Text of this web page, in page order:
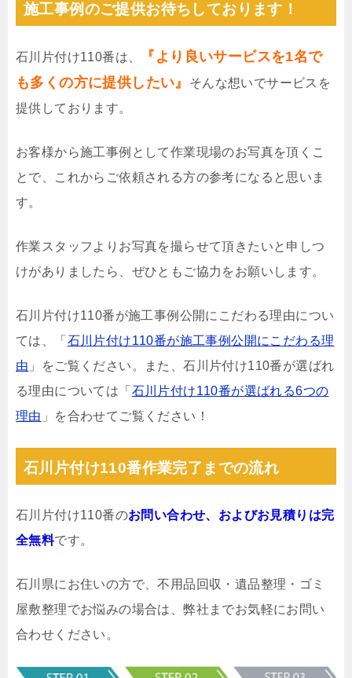
施工事例のご提供お待ちしております！
石川片付け110番は、
『より良いサービスを1名で
も多くの方に提供したい』
そんな想いでサービスを
提供しております。
お客様から施工事例として作業現場のお写真を頂くこ
とで、これからご依頼される方の参考になると思いま
す。
作業スタッフよりお写真を撮らせて頂きたいと申しつ
けがありましたら、ぜひともご協力をお願いします。
石川片付け110番が施工事例公開にこだわる理由につい
ては、「 石川片付け110番が施工事例公開にこだわる理
由 」をご覧ください。また、石川片付け110番が選ばれ
る理由については「 石川片付け110番が選ばれる6つの
理由 」を合わせてご覧ください！
石川片付け110番作業完了までの流れ
石川片付け110番のお問い合わせ、およびお見積りは完
全無料です。
石川県にお住いの方で、不用品回収・遺品整理・ゴミ
屋敷整理でお悩みの場合は、弊社までお気軽にお問い
合わせください。